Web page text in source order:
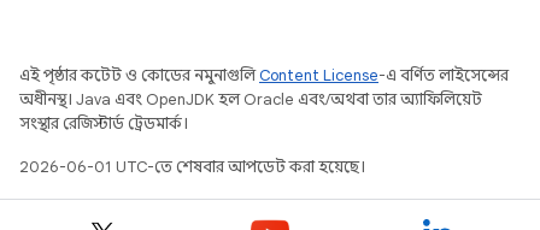
এই পৃষ্ঠার কন্টেন্ট ও কোডের নমুনাগুলিContent License-এ বর্ণিত লাইসেন্সের
অধীনস্থ। Java এবং OpenJDK হল Oracle এবং/অথবা তার অ্যাফিলিয়েট
সংস্থার রেজিস্টার্ড ট্রেডমার্ক।
2026-06-01 UTC-তে শেষবার আপডেট করা হয়েছে।